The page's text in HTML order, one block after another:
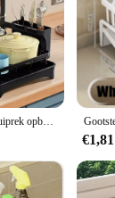
2-laags schotelkom afdruiprek opbergrek keuken schotel droogrek met afvoermand aanrecht servies organisator afdruiprek 2024
€1,81